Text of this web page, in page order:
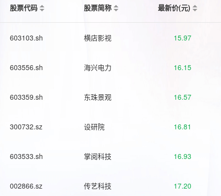
股票代码
股票简称 最新价(元)
603103.sh 横店影视 15.97
603556.sh 海兴电力 16.15
603359.sh 东珠景观 16.57
300732.sz 设研院 16.81
603533.sh 掌阅科技 16.93
002866.sz 传艺科技 17.20